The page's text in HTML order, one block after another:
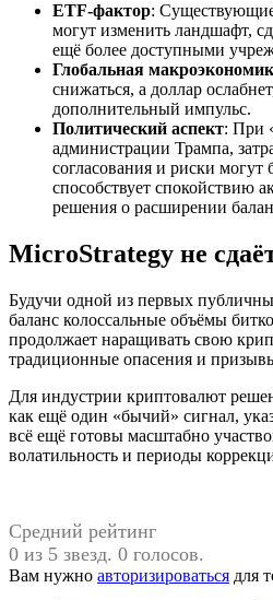
ETF-фактор:
могут изменить ландшафт,
ещё более доступными
Глобальная
снижаться, а доллар
дополнительный импульс.
Политический аспект: При
администрации Трампа,
согласования и риски могут
способствует спокойствию
решения о расширении
MicroStrategy не
Будучи одной из первых
баланс колоссальные объёмы
продолжает наращивать свою
традиционные опасения и
Для индустрии криптовалют
как ещё один «бычий» сигнал,
всё ещё готовы масштабно
волатильность и периоды
Средний рейтинг
0 из 5 звезд. 0 голосов.
Вам нужно авторизироваться для